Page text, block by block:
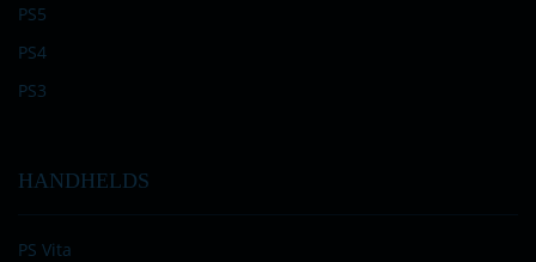
PS5
PS4
PS3
HANDHELDS
PS Vita